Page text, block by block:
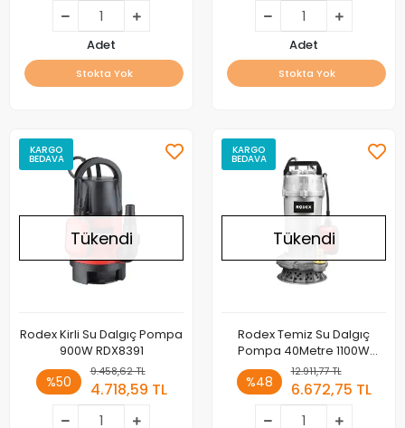
Adet
Stokta Yok
Adet
Stokta Yok
KARGO
BEDAVA
Tükendi
Rodex Kirli Su Dalgıç Pompa
900W RDX8391
%50
9.458,62 TL
4.718,59 TL
KARGO
BEDAVA
Tükendi
Rodex Temiz Su Dalgıç
Pompa 40Metre 1100W
RDX835
%48
12.911,77 TL
6.672,75 TL